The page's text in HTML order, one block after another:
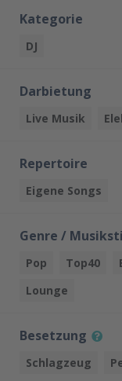
Kategorie
DJ
Darbietung
Live Musik
Repertoire
Eigene Songs
Genre /
Pop Top40
Lounge
Besetzung
Schlagzeug